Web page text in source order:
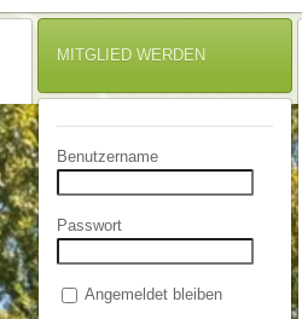
MITGLIED WERDEN
Benutzername
Passwort
Angemeldet bleiben